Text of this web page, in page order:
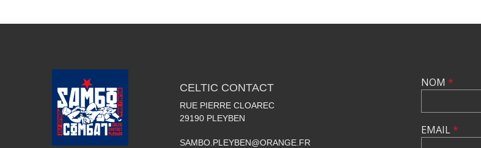
CELTIC CONTACT
RUE PIERRE CLOAREC
29190 PLEYBEN
SAMBO.PLEYBEN@ORANGE.FR
NOM *
EMAIL*